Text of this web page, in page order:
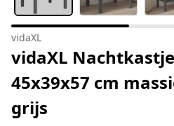
vidaXL
vidaXL Nachtkastje
45x39x57 cm
grijs